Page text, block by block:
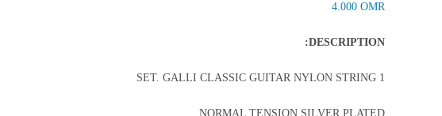
4.000 OMR
DESCRIPTION:
1 SET. GALLI CLASSIC GUITAR NYLON STRING
NORMAL TENSION SILVER PLATED